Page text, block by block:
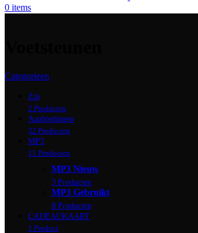
0 items
Categorieen
Zip
2 Producten
Aanbiedingen
32 Producten
MP3
11 Producten
MP3 Nieuw
3 Producten
MP3 Gebruikt
8 Producten
CADEAUKAART
1 Product